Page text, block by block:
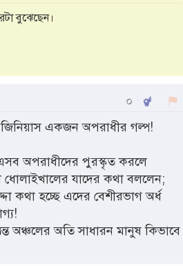
বুঝেছেন।
০
একজন অপরাধীর গল্প!
অপরাধীদের পুরস্কৃত করলে
ধোলাইখালের যাদের কথা বললেন;
কথা হচ্ছে এদের বেশীরভাগ অর্ধ
অঞ্চলের অতি সাধারন মানুষ কিভাবে